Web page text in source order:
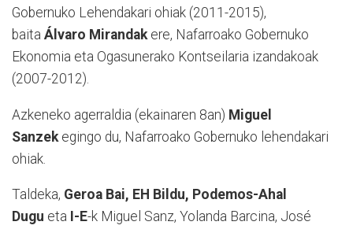
Gobernuko Lehendakari ohiak (2011-2015),
baita Álvaro Mirandak ere, Nafarroako Gobernuko
Ekonomia eta Ogasunerako Kontseilaria izandakoak
(2007-2012).
Azkeneko agerraldia (ekainaren 8an) Miguel
Sanzek egingo du, Nafarroako Gobernuko lehendakari
ohiak.
Taldeka, Geroa Bai, EH Bildu, Podemos-Ahal
Dugu eta I-E-k Miguel Sanz, Yolanda Barcina, José